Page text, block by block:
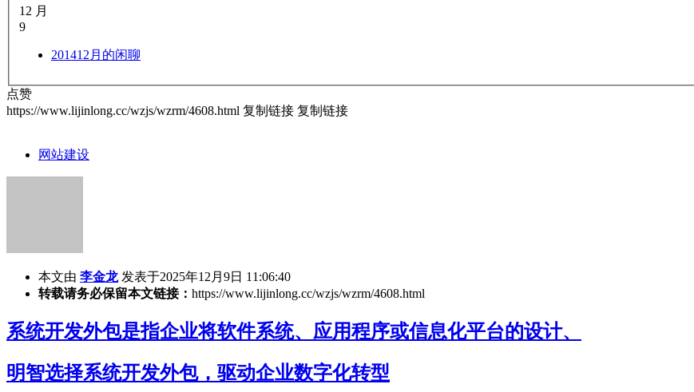
12 月
9
201412月的闲聊
点赞
https://www.lijinlong.cc/wzjs/wzrm/4608.html 复制链接 复制链接
网站建设
本文由 李金龙 发表于2025年12月9日 11:06:40
转载请务必保留本文链接： https://www.lijinlong.cc/wzjs/wzrm/4608.html
系统开发外包是指企业将软件系统、应用程序或信息化平台的设计、
明智选择系统开发外包，驱动企业数字化转型